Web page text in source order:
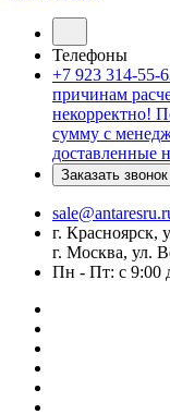
Телефоны
+7 923 314-55-
причинам
некорректно!
сумму с
доставленные
Заказать звонок
г. Красноярск,
г. Москва, ул.
Пн - Пт: с 9:00